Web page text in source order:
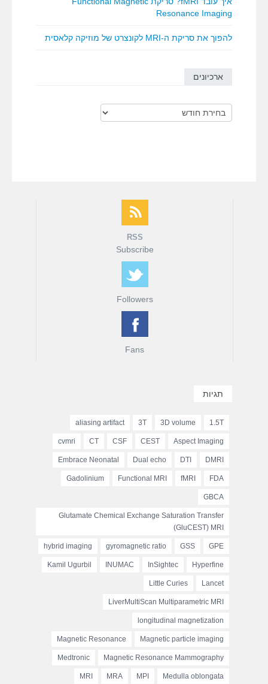
Resonance Imaging
להפוך את סריקת ה-MRI לקונצרט של מוזיקה קלאסית
ארכיונים
ארכיונים
RSS
Subscribe
Followers
Fans
תגיות
1.5T
3D volume
3T
aliasing artifact
Aspect Imaging
CEST
CSF
CT
cvmri
DMRI
DTI
Dual echo
Embrace Neonatal
FDA
fMRI
Functional MRI
Gadolinium
GBCA
Glutamate Chemical Exchange Saturation Transfer
(GluCEST) MRI
GPE
GSS
gyromagnetic ratio
hybrid imaging
Hyperfine
InSightec
INUMAC
Kamil Ugurbil
Lancet
Little Curies
LiverMultiScan Multiparametric MRI
longitudinal magnetization
Magnetic particle imaging
Magnetic Resonance
Magnetic Resonance Mammography
Medtronic
Medulla oblongata
MPI
MRA
MRI